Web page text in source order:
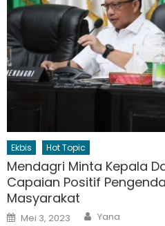
Ekbis Hot Topic
Mendagri Minta Kepala
Capaian Positif
Masyarakat
Posted
on
Mei 3, 2023 Author
Yana